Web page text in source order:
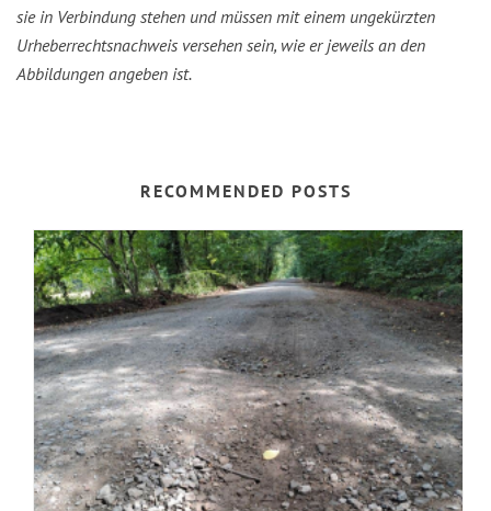
sie in Verbindung stehen und müssen mit einem ungekürzten
Urheberrechtsnachweis versehen sein, wie er jeweils an den
Abbildungen angeben ist.
RECOMMENDED POSTS